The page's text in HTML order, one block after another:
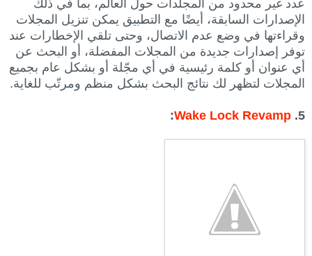
عدد غير محدود من المجلدات حول العالم، بما في ذلك
الإصدارات السابقة، أيضًا مع التطبيق يمكن تنزيل المجلات
وقراءتها في وضع عدم الاتصال، وحتى تلقي الإخطارات عند
توفر إصدارات جديدة من المجلات المفضلة، أو البحث عن
أي عنوان أو كلمة رئيسية في أي مجّلة أو بشكل عام بجميع
المجلات لتظهر لك نتائج البحث بشكل منظم ومرتّب للغاية.
5.
Wake Lock Revamp
: